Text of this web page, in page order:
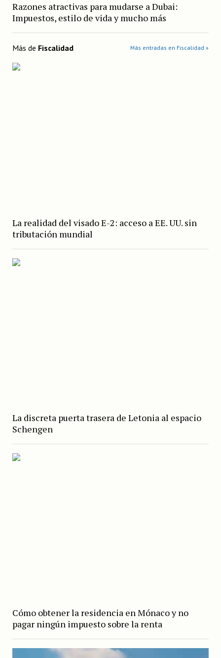
Razones atractivas para mudarse a Dubai:
Impuestos, estilo de vida y mucho más
Más de Fiscalidad Más entradas en Fiscalidad »
La realidad del visado E-2: acceso a EE. UU. sin
tributación mundial
La discreta puerta trasera de Letonia al espacio
Schengen
Cómo obtener la residencia en Mónaco y no
pagar ningún impuesto sobre la renta